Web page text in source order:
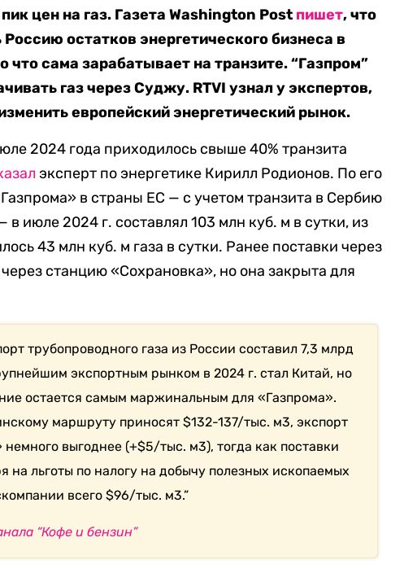
цен на газ. Газета Washington Post пишет, что
остатков энергетического бизнеса в
что сама зарабатывает на транзите. “Газпром”
газ через Суджу. RTVI узнал у экспертов,
европейский энергетический рынок.
2024 года приходилось свыше 40% транзита
эксперт по энергетике Кирилл Родионов. По его
в страны ЕС — с учетом транзита в Сербию
июле 2024 г. составлял 103 млн куб. м в сутки, из
43 млн куб. м газа в сутки. Ранее поставки через
станцию «Сохрановка», но она закрыта для
трубопроводного газа из России составил 7,3 млрд
экспортным рынком в 2024 г. стал Китай, но
остается самым маржинальным для «Газпрома».
маршруту приносят $132-137/тыс. м3, экспорт
выгоднее (+$5/тыс. м3), тогда как поставки
на льготы по налогу на добычу полезных ископаемых
всего $96/тыс. м3.”
“Кофе и бензин”